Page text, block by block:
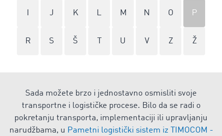
J K L M N O P
R S Š U V Z Ž
Sada možete brzo i jednostavno osmisliti svoje
transportne i logističke procese. Bilo da se radi o
pokretanju transporta, implementaciji ili upravljanju
narudžbama, u Pametni logistički sistem iz TIMOCOM -